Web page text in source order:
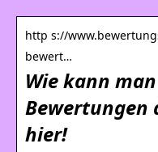
http s://
bewert…
Wie kann
Bewertungen
hier!